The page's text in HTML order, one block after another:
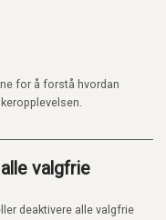
for å forstå hvordan
valgfrie
deaktivere alle valgfrie